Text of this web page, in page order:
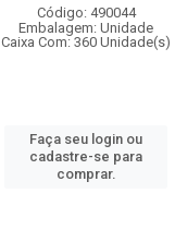
Código: 490044
Embalagem: Unidade
Caixa Com: 360 Unidade(s)
Faça seu login ou
cadastre-se para
comprar.